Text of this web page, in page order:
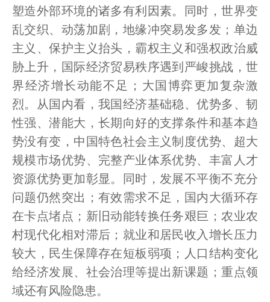
塑造外部环境的诸多有利因素。同时，世界变
乱交织、动荡加剧，地缘冲突易发多发；单边
主义、保护主义抬头，霸权主义和强权政治威
胁上升，国际经济贸易秩序遇到严峻挑战，世
界经济增长动能不足；大国博弈更加复杂激
烈。从国内看，我国经济基础稳、优势多、韧
性强、潜能大，长期向好的支撑条件和基本趋
势没有变，中国特色社会主义制度优势、超大
规模市场优势、完整产业体系优势、丰富人才
资源优势更加彰显。同时，发展不平衡不充分
问题仍然突出；有效需求不足，国内大循环存
在卡点堵点；新旧动能转换任务艰巨；农业农
村现代化相对滞后；就业和居民收入增长压力
较大，民生保障存在短板弱项；人口结构变化
给经济发展、社会治理等提出新课题；重点领
域还有风险隐患。